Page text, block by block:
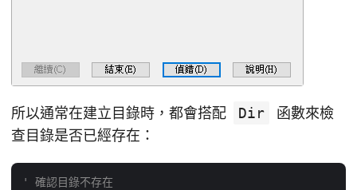
所以通常在建立目錄時，都會搭配 Dir
函數來檢
查目錄是否已經存在：
' 確認目錄不存在